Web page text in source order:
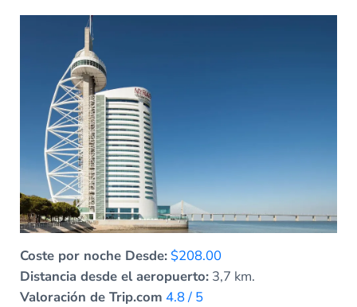
Coste por noche Desde: $208.00
Distancia desde el aeropuerto:3,7 km.
Valoración de Trip.com 4.8 / 5